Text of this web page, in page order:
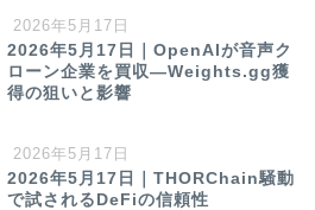
2026年5月17日
2026年5月17日｜OpenAIが音声ク
ローン企業を買収—Weights.gg獲
得の狙いと影響
2026年5月17日
2026年5月17日｜THORChain騒動
で試されるDeFiの信頼性